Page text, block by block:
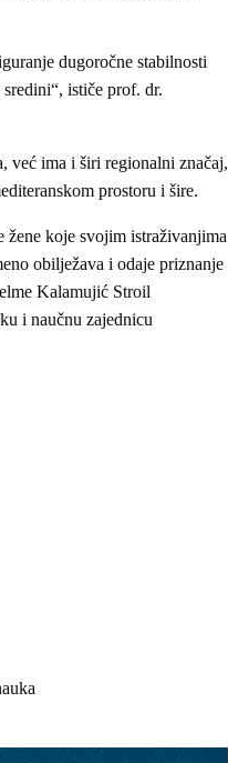
dugoročne stabilnosti
ističe prof. dr.
već ima i širi regionalni značaj,
prostoru i šire.
žene koje svojim istraživanjima
obilježava i odaje priznanje
Kalamujić Stroil
i naučnu zajednicu